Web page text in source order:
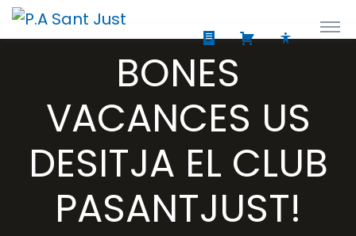
BONES
VACANCES US
DESITJA EL CLUB
PASANTJUST!